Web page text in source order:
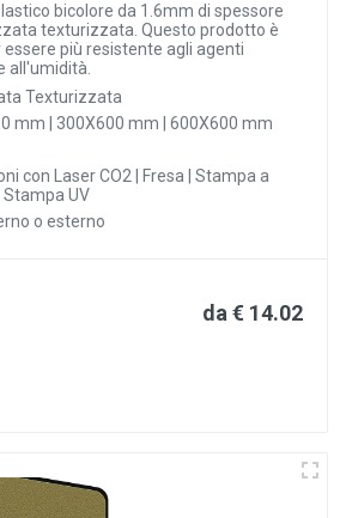
bicolore da 1.6mm di spessore
texturizzata. Questo prodotto è
più resistente agli agenti
all'umidità.
Texturizzata
mm | 300X600 mm | 600X600 mm
con Laser CO2 | Fresa | Stampa a
Stampa UV
o esterno
da € 14.02